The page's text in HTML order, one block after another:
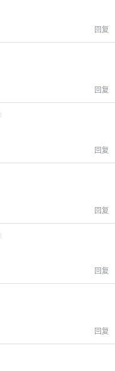
回复
回复
回复
回复
回复
回复